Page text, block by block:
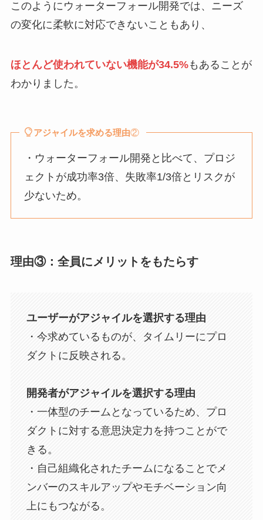
このようにウォーターフォール開発では、ニーズ
の変化に柔軟に対応できないこともあり、
ほとんど使われていない機能が34.5%もあることが
わかりました。
アジャイルを求める理由②
・ウォーターフォール開発と比べて、プロジ
ェクトが成功率3倍、失敗率1/3倍とリスクが
少ないため。
理由③：全員にメリットをもたらす
ユーザーがアジャイルを選択する理由
・今求めているものが、タイムリーにプロ
ダクトに反映される。
開発者がアジャイルを選択する理由
・一体型のチームとなっているため、プロ
ダクトに対する意思決定力を持つことがで
きる。
・自己組織化されたチームになることでメ
ンバーのスキルアップやモチベーション向
上にもつながる。